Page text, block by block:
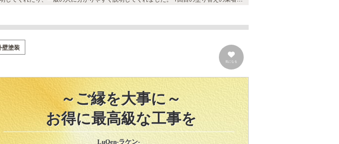
壁塗装
気になる
～ご縁を大事に～
LuQen-ラケン-
お得に最高級な工事を